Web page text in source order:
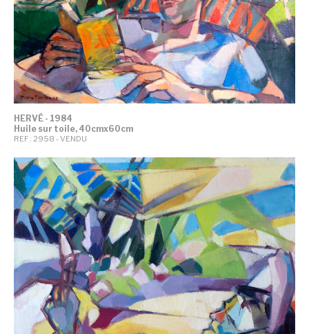
HERVÉ - 1984
Huile sur toile, 40cmx60cm
REF : 2958 - VENDU